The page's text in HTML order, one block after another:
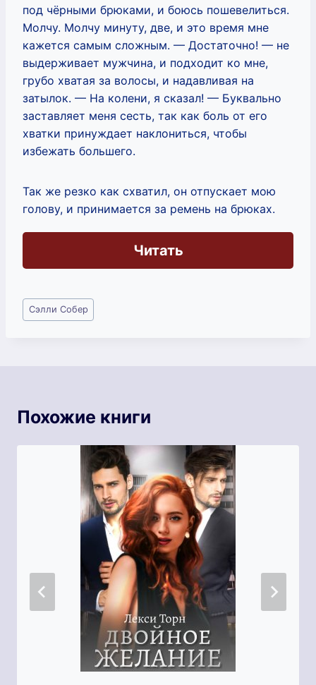
под чёрными брюками, и боюсь пошевелиться.
Молчу. Молчу минуту, две, и это время мне
кажется самым сложным. — Достаточно! — не
выдерживает мужчина, и подходит ко мне,
грубо хватая за волосы, и надавливая на
затылок. — На колени, я сказал! — Буквально
заставляет меня сесть, так как боль от его
хватки принуждает наклониться, чтобы
избежать большего.
Так же резко как схватил, он отпускает мою
голову, и принимается за ремень на брюках.
Читать
Метки
записи:
Сэлли Собер
Похожие книги